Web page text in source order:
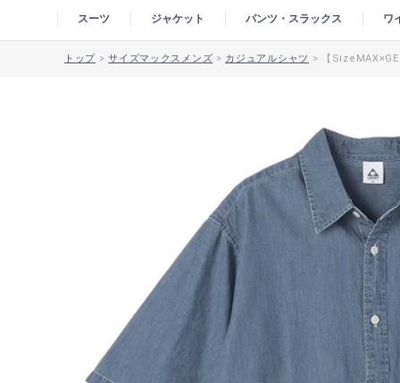
スーツ ジャケット パンツ・スラックス ワ
トップ >サイズマックスメンズ > カジュアルシャツ > 【